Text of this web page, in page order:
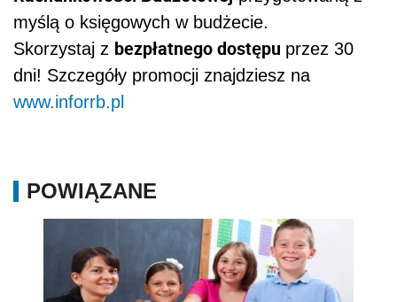
myślą o księgowych w budżecie.
Skorzystaj z bezpłatnego dostępu przez 30
dni! Szczegóły promocji znajdziesz na
www.inforrb.pl
POWIĄZANE